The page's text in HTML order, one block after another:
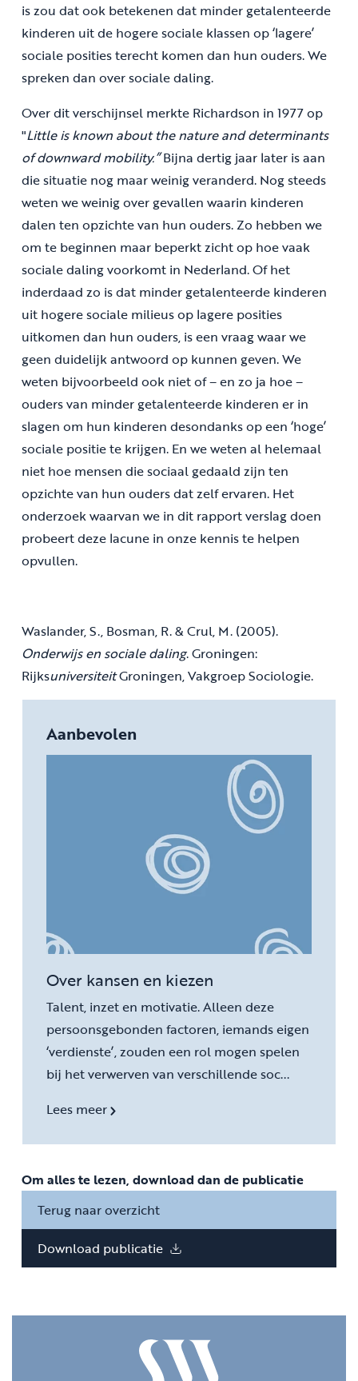
is zou dat ook betekenen dat minder getalenteerde
kinderen uit de hogere sociale klassen op ‘lagere’
sociale posities terecht komen dan hun ouders. We
spreken dan over sociale daling.
Over dit verschijnsel merkte Richardson in 1977 op
"Little is known about the nature and determinants
of downward mobility.”Bijna dertig jaar later is aan
die situatie nog maar weinig veranderd. Nog steeds
weten we weinig over gevallen waarin kinderen
dalen ten opzichte van hun ouders. Zo hebben we
om te beginnen maar beperkt zicht op hoe vaak
sociale daling voorkomt in Nederland. Of het
inderdaad zo is dat minder getalenteerde kinderen
uit hogere sociale milieus op lagere posities
uitkomen dan hun ouders, is een vraag waar we
geen duidelijk antwoord op kunnen geven. We
weten bijvoorbeeld ook niet of – en zo ja hoe –
ouders van minder getalenteerde kinderen er in
slagen om hun kinderen desondanks op een ‘hoge’
sociale positie te krijgen. En we weten al helemaal
niet hoe mensen die sociaal gedaald zijn ten
opzichte van hun ouders dat zelf ervaren. Het
onderzoek waarvan we in dit rapport verslag doen
probeert deze lacune in onze kennis te helpen
opvullen.
Waslander, S., Bosman, R. & Crul, M. (2005).
Onderwijs en sociale daling. Groningen:
RijksuniversiteitGroningen, Vakgroep Sociologie.
Aanbevolen
Over kansen en kiezen
Talent, inzet en motivatie. Alleen deze
persoonsgebonden factoren, iemands eigen
‘verdienste’, zouden een rol mogen spelen
bij het verwerven van verschillende soc...
Lees meer
Om alles te lezen, download dan de publicatie
Terug naar overzicht
Download publicatie